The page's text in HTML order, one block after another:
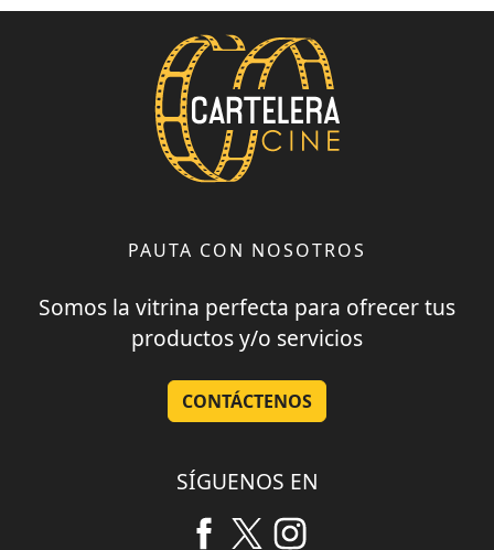
PAUTA CON NOSOTROS
Somos la vitrina perfecta para ofrecer tus
productos y/o servicios
CONTÁCTENOS
SÍGUENOS EN